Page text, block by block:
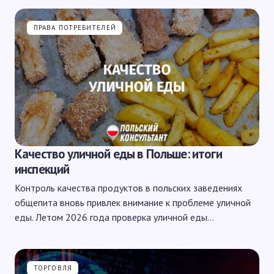
ПРАВА ПОТРЕБИТЕЛЕЙ
Качество уличной еды в Польше: итоги
инспекций
Контроль качества продуктов в польских заведениях
общепита вновь привлек внимание к проблеме уличной
еды. Летом 2026 года проверка уличной еды…
ТОРГОВЛЯ